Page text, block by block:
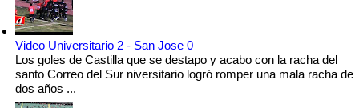
Video Universitario 2 - San Jose 0
Los goles de Castilla que se destapo y acabo con la racha del
santo Correo del Sur niversitario logró romper una mala racha de
dos años ...